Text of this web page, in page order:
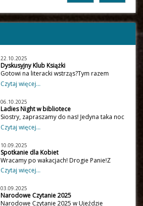
22.10.2025
Dyskusyjny Klub Książki
Gotowi na literacki wstrząs?Tym razem
bierzemy na warsztat dwa mocne tytuły:
„Piąte dziecko” Doris Lessing – wstrząs,
„Kobieta na schodach” Bernhard Schlink –
miłość, sztuka i tajemnice, które nie dają
spokoju.Spotykamy się 30 października w
MBP w UjeździePrzyjdź, pogadaj, posłuchaj.
gorące!Nie musisz być ekspertem –
wystarczy, że lubisz dobrą książkę.
Czytaj więcej...
06.10.2025
Ladies Night w bibliotece
Siostry, zapraszamy do nas! Jedyna taka noc
w roku… Ladies Night w Bibliotece! Dla
chętnych "nocowanka", a więc zabierzcie
ulubioną piżamę Zapisy i szczegóły pod
numerem 44 719 22 12 lub bezpośrednio w
bibliotece
Czytaj więcej...
10.09.2025
Spotkanie dla Kobiet
Wracamy po wakacjach! Drogie Panie!Z
nową energią i ogromną radością
zapraszamy Was na pierwsze po wakacyjnej
września o godzinie 17:00 porozmawiamy o
naturalnych metodach terapii, które
Czytaj więcej...
03.09.2025
Narodowe Czytanie 2025
Narodowe Czytanie 2025 w Ujeździe